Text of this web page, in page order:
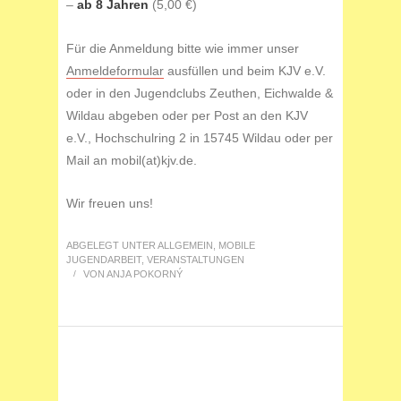
– ab 8 Jahren (5,00 €)
Für die Anmeldung bitte wie immer unser
Anmeldeformular ausfüllen und beim KJV e.V.
oder in den Jugendclubs Zeuthen, Eichwalde &
Wildau abgeben oder per Post an den KJV
e.V., Hochschulring 2 in 15745 Wildau oder per
Mail an mobil(at)kjv.de.
Wir freuen uns!
ABGELEGT UNTER ALLGEMEIN
MOBILE
JUGENDARBEIT, VERANSTALTUNGEN
/ VON ANJA POKORNÝ